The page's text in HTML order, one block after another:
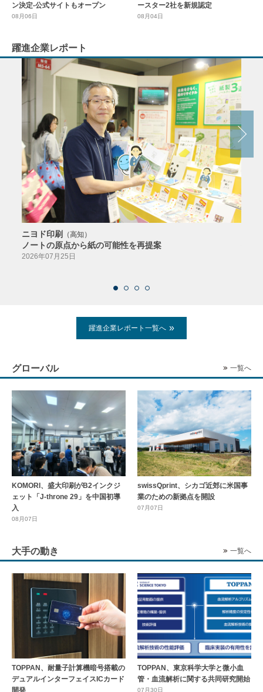
ン決定-公式サイトもオープン
08月06日
ースター2社を新規認定
08月04日
躍進企業レポート
ニヨド印刷 （高知）
ノートの原点から紙の可能性を再提案
2026年07月25日
躍進企業レポート一覧へ
グローバル 一覧へ
KOMORI、盛大印刷がB2インクジ
ェット「J-throne 29」を中国初導
入
08月07日
swissQprint、シカゴ近郊に⽶国事
業のための新拠点を開設
07月07日
大手の動き 一覧へ
TOPPAN、耐量子計算機暗号搭載の
デュアルインターフェイスICカード
TOPPAN、東京科学大学と微小血
管・血流解析に関する共同研究開始
07月30日